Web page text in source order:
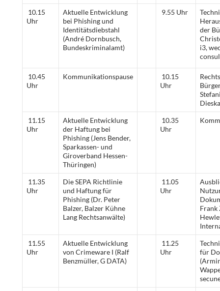
10.15
Uhr
Aktuelle Entwicklung
bei Phishing und
Identitätsdiebstahl
(André Dornbusch,
Bundeskriminalamt)
9.55 Uhr
der
i3,
10.45
Uhr
Kommunikationspause
10.15
Uhr
11.15
Uhr
Aktuelle Entwicklung
der Haftung bei
Phishing (Jens Bender,
Sparkassen- und
Giroverband Hessen-
Thüringen)
10.35
Uhr
11.35
Uhr
Die SEPA Richtlinie
und Haftung für
Phishing (Dr. Peter
Balzer, Balzer Kühne
Lang Rechtsanwälte)
11.05
Uhr
Frank
11.55
Uhr
Aktuelle Entwicklung
von Crimeware I (Ralf
Benzmüller, G DATA)
11.25
Uhr
für